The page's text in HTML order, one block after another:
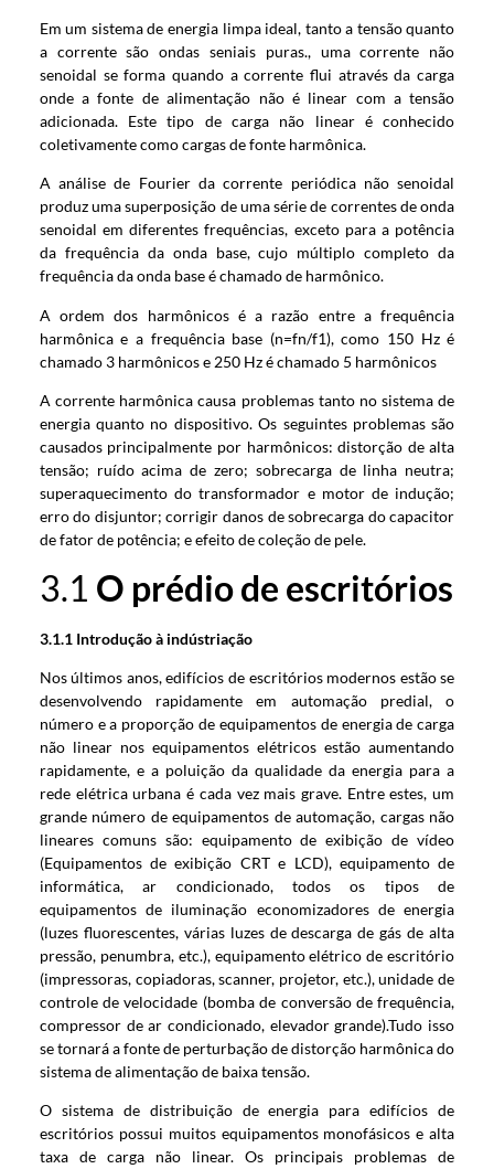
Em um sistema de energia limpa ideal, tanto a tensão quanto
a corrente são ondas seniais puras., uma corrente não
senoidal se forma quando a corrente flui através da carga
onde a fonte de alimentação não é linear com a tensão
adicionada. Este tipo de carga não linear é conhecido
coletivamente como cargas de fonte harmônica.
A análise de Fourier da corrente periódica não senoidal
produz uma superposição de uma série de correntes de onda
senoidal em diferentes frequências, exceto para a potência
da frequência da onda base, cujo múltiplo completo da
frequência da onda base é chamado de harmônico.
A ordem dos harmônicos é a razão entre a frequência
harmônica e a frequência base (n=fn/f1), como 150 Hz é
chamado 3 harmônicos e 250 Hz é chamado 5 harmônicos
A corrente harmônica causa problemas tanto no sistema de
energia quanto no dispositivo. Os seguintes problemas são
causados ​​principalmente por harmônicos: distorção de alta
tensão; ruído acima de zero; sobrecarga de linha neutra;
superaquecimento do transformador e motor de indução;
erro do disjuntor; corrigir danos de sobrecarga do capacitor
de fator de potência; e efeito de coleção de pele.
3.1 O prédio de escritórios
3.1.1 Introdução à indústriação
Nos últimos anos, edifícios de escritórios modernos estão se
desenvolvendo rapidamente em automação predial, o
número e a proporção de equipamentos de energia de carga
não linear nos equipamentos elétricos estão aumentando
rapidamente, e a poluição da qualidade da energia para a
rede elétrica urbana é cada vez mais grave. Entre estes, um
grande número de equipamentos de automação, cargas não
lineares comuns são: equipamento de exibição de vídeo
(Equipamentos de exibição CRT e LCD), equipamento de
informática, ar condicionado, todos os tipos de
equipamentos de iluminação economizadores de energia
(luzes fluorescentes, várias luzes de descarga de gás de alta
pressão, penumbra, etc.), equipamento elétrico de escritório
(impressoras, copiadoras, scanner, projetor, etc.), unidade de
controle de velocidade (bomba de conversão de frequência,
compressor de ar condicionado, elevador grande).Tudo isso
se tornará a fonte de perturbação de distorção harmônica do
sistema de alimentação de baixa tensão.
O sistema de distribuição de energia para edifícios de
escritórios possui muitos equipamentos monofásicos e alta
taxa de carga não linear. Os principais problemas de